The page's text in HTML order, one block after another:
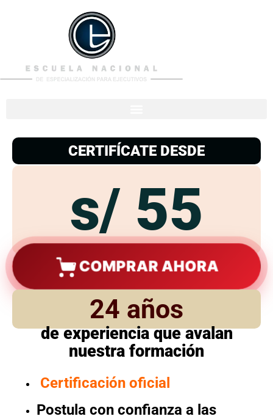
CERTIFÍCATE DESDE
s/ 55
COMPRAR AHORA
24 años
de experiencia que avalan
nuestra formación
Certificación oficial
Postula con confianza a las